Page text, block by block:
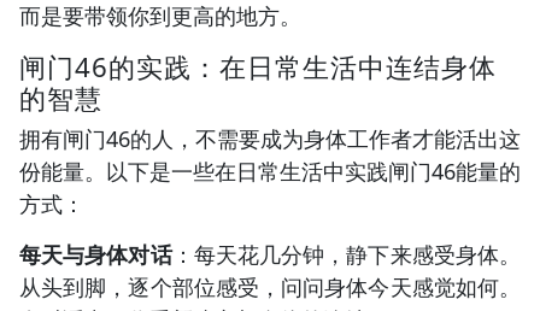
而是要带领你到更高的地方。
闸门46的实践：在日常生活中连结身体
的智慧
拥有闸门46的人，不需要成为身体工作者才能活出这
份能量。以下是一些在日常生活中实践闸门46能量的
方式：
每天与身体对话：每天花几分钟，静下来感受身体。
从头到脚，逐个部位感受，问问身体今天感觉如何。